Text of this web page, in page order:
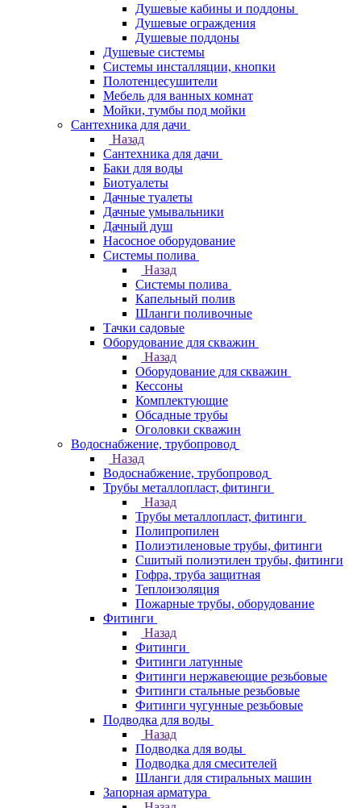
Душевые кабины и поддоны
Душевые ограждения
Душевые поддоны
Душевые системы
Системы инсталляции, кнопки
Полотенцесушители
Мебель для ванных комнат
Мойки, тумбы под мойки
Сантехника для дачи
Назад
Сантехника для дачи
Баки для воды
Биотуалеты
Дачные туалеты
Дачные умывальники
Дачный душ
Насосное оборудование
Системы полива
Назад
Системы полива
Капельный полив
Шланги поливочные
Тачки садовые
Оборудование для скважин
Назад
Оборудование для скважин
Кессоны
Комплектующие
Обсадные трубы
Оголовки скважин
Водоснабжение, трубопровод
Назад
Водоснабжение, трубопровод
Трубы металлопласт, фитинги
Назад
Трубы металлопласт, фитинги
Полипропилен
Полиэтиленовые трубы, фитинги
Сшитый полиэтилен трубы, фитинги
Гофра, труба защитная
Теплоизоляция
Пожарные трубы, оборудование
Фитинги
Назад
Фитинги
Фитинги латунные
Фитинги нержавеющие резьбовые
Фитинги стальные резьбовые
Фитинги чугунные резьбовые
Подводка для воды
Назад
Подводка для воды
Подводка для смесителей
Шланги для стиральных машин
Запорная арматура